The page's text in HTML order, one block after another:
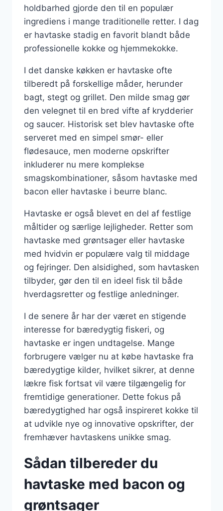
holdbarhed gjorde den til en populær
ingrediens i mange traditionelle retter. I dag
er havtaske stadig en favorit blandt både
professionelle kokke og hjemmekokke.
I det danske køkken er havtaske ofte
tilberedt på forskellige måder, herunder
bagt, stegt og grillet. Den milde smag gør
den velegnet til en bred vifte af krydderier
og saucer. Historisk set blev havtaske ofte
serveret med en simpel smør- eller
flødesauce, men moderne opskrifter
inkluderer nu mere komplekse
smagskombinationer, såsom havtaske med
bacon eller havtaske i beurre blanc.
Havtaske er også blevet en del af festlige
måltider og særlige lejligheder. Retter som
havtaske med grøntsager eller havtaske
med hvidvin er populære valg til middage
og fejringer. Den alsidighed, som havtasken
tilbyder, gør den til en ideel fisk til både
hverdagsretter og festlige anledninger.
I de senere år har der været en stigende
interesse for bæredygtig fiskeri, og
havtaske er ingen undtagelse. Mange
forbrugere vælger nu at købe havtaske fra
bæredygtige kilder, hvilket sikrer, at denne
lækre fisk fortsat vil være tilgængelig for
fremtidige generationer. Dette fokus på
bæredygtighed har også inspireret kokke til
at udvikle nye og innovative opskrifter, der
fremhæver havtaskens unikke smag.
Sådan tilbereder du
havtaske med bacon og
grøntsager